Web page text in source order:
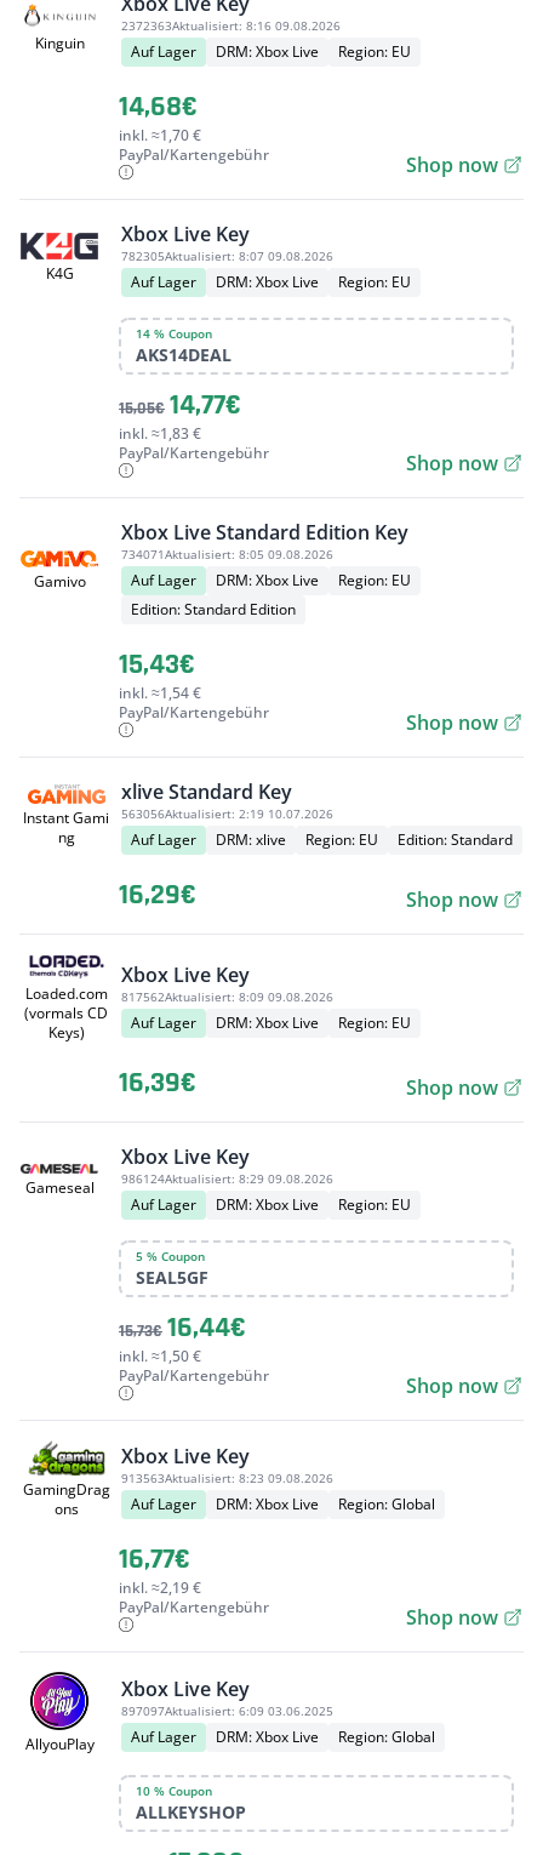
Kinguin
2372363Aktualisiert: 8:16 09.08.2026
Auf Lager DRM: Xbox Live Region: EU
14,68€
inkl. ≈1,70 €
PayPal/Kartengebühr
Shop now
K4G
Xbox Live Key
782305Aktualisiert: 8:07 09.08.2026
Auf Lager DRM: Xbox Live Region: EU
14 % Coupon
AKS14DEAL
15,05€ 14,77€
inkl. ≈1,83 €
PayPal/Kartengebühr
Shop now
Gamivo
Xbox Live Standard Edition Key
734071Aktualisiert: 8:05 09.08.2026
Auf Lager DRM: Xbox Live
Region: EU
Edition: Standard Edition
15,43€
inkl. ≈1,54 €
PayPal/Kartengebühr
Shop now
Instant Gami
ng
xlive Standard Key
563056Aktualisiert: 2:19 10.07.2026
Auf Lager DRM: xlive Region: EU Edition: Standard
16,29€ Shop now
Loaded.com
(vormals CD
Keys)
Xbox Live Key
817562Aktualisiert: 8:09 09.08.2026
Auf Lager DRM: Xbox Live Region: EU
16,39€ Shop now
Gameseal
Xbox Live Key
986124Aktualisiert: 8:29 09.08.2026
Auf Lager DRM: Xbox Live Region: EU
5 % Coupon
SEAL5GF
15,73€ 16,44€
inkl. ≈1,50 €
PayPal/Kartengebühr
Shop now
GamingDrag
ons
Xbox Live Key
913563Aktualisiert: 8:23 09.08.2026
Auf Lager DRM: Xbox Live Region: Global
16,77€
inkl. ≈2,19 €
PayPal/Kartengebühr
Shop now
AllyouPlay
Xbox Live Key
897097Aktualisiert: 6:09 03.06.2025
Auf Lager DRM: Xbox Live Region: Global
10 % Coupon
ALLKEYSHOP